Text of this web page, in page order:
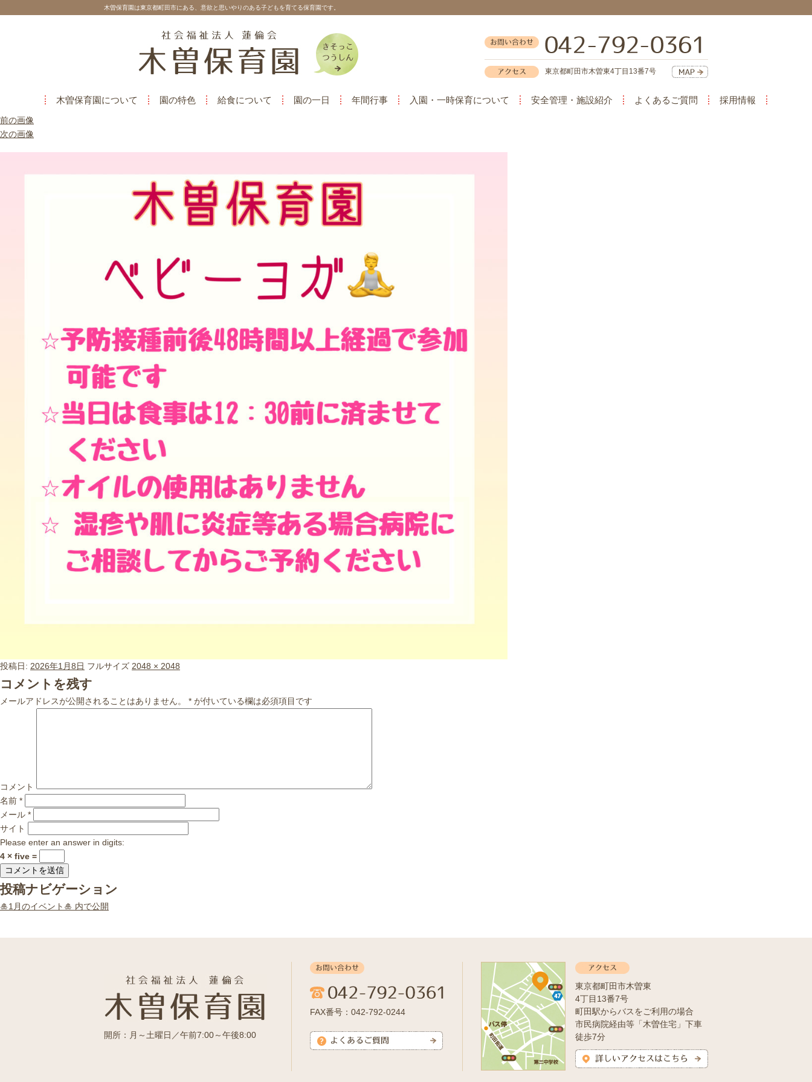
木曽保育園は東京都町田市にある、意欲と思いやりのある子どもを育てる保育園です。
東京都町田市木曽東4丁目13番7号
木曽保育園について 園の特色 給食について 園の一日 年間行事 入園・一時保育について 安全管理・施設紹介 よくあるご質問 採用情報
前の画像
次の画像
投稿日: 2026年1月8日 フルサイズ 2048 × 2048
コメントを残す
メールアドレスが公開されることはありません。 * が付いている欄は必須項目です
コメント
名前 *
メール *
サイト
Please enter an answer in digits:
4 × five =
投稿ナビゲーション
🎍1月のイベント🎍 内で公開
開所：月～土曜日／午前7:00～午後8:00
FAX番号：042-792-0244
東京都町田市木曽東
4丁目13番7号
町田駅からバスをご利用の場合
市民病院経由等「木曽住宅」下車
徒歩7分